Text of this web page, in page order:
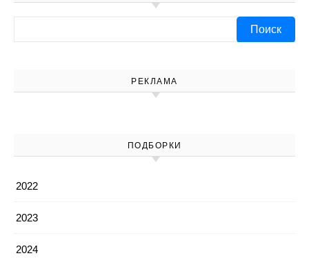
РЕКЛАМА
ПОДБОРКИ
2022
2023
2024